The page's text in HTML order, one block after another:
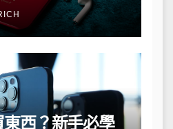
西？新手必學